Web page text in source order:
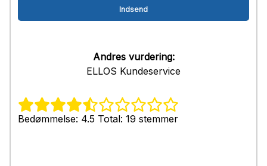
Andres vurdering:
ELLOS Kundeservice
Bedømmelse: 4.5 Total: 19 stemmer